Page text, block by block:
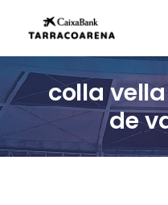
colla
de